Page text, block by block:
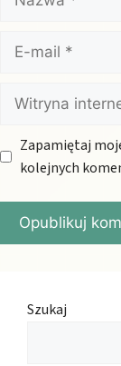
mail
Witryna
internetowa
Zapamiętaj
kolejnych
Szukaj